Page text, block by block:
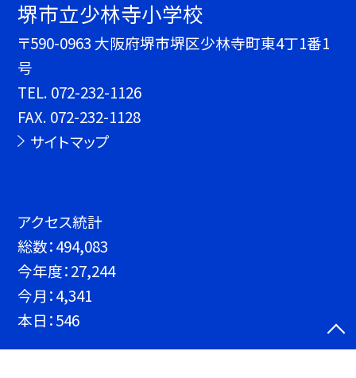
堺市立少林寺小学校
〒590-0963 大阪府堺市堺区少林寺町東4丁1番1
号
TEL. 072-232-1126
FAX. 072-232-1128
サイトマップ
アクセス統計
総数：494,083
今年度：27,244
今月：4,341
本日：546